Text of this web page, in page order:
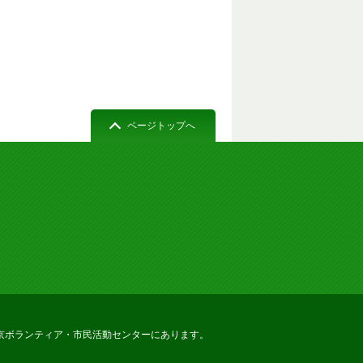
ページトップへ
ランティア・市民活動センターにあります。